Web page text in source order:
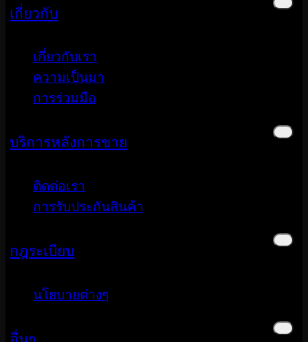
เกี่ยวกับ
เกี่ยวกับเรา
ความเป็นมา
การร่วมมือ
บริการหลังการขาย
ติดต่อเรา
การรับประกันสินค้า
กฎระเบียบ
นโยบายต่างๆ
อื่นๆ